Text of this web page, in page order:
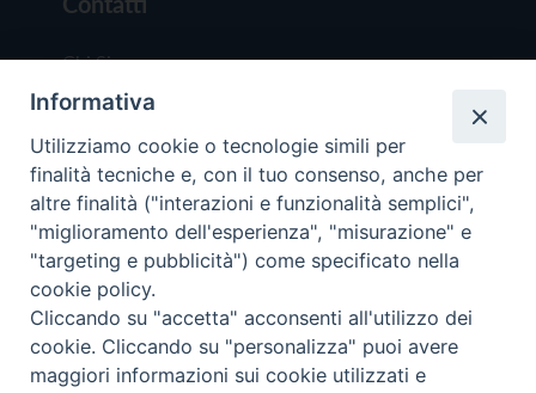
Chi Siamo
Redazione
Scrivici
Copyright © 2019 - Tutti i diritti riservati - Vita
Trentina Editrice
Privacy Policy
Informativa
Utilizziamo cookie o tecnologie simili per
finalità tecniche e, con il tuo consenso, anche per
altre finalità ("interazioni e funzionalità semplici",
"miglioramento dell'esperienza", "misurazione" e
"targeting e pubblicità") come specificato nella
cookie policy.
Cliccando su "accetta" acconsenti all'utilizzo dei
cookie. Cliccando su "personalizza" puoi avere
maggiori informazioni sui cookie utilizzati e